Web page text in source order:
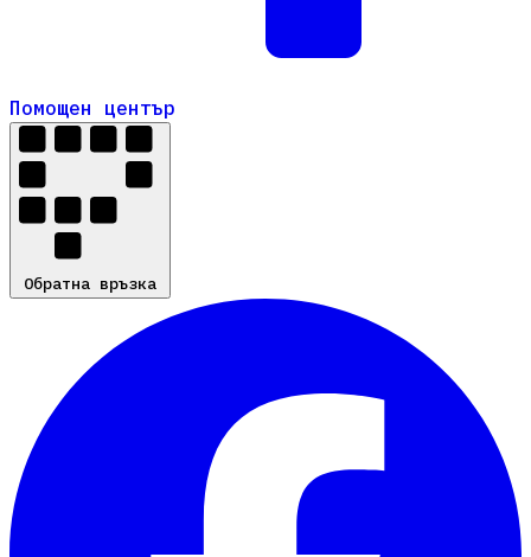
Помощен център
Помощен център
Обратна връзка
Обратна връзка